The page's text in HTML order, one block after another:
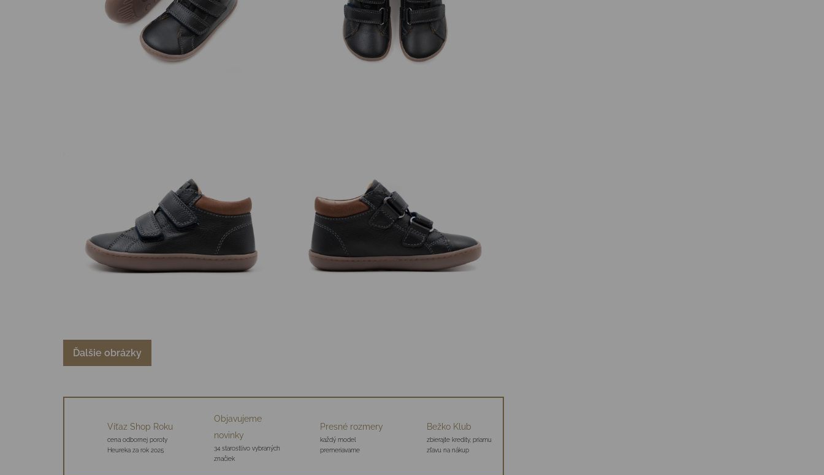
Ďalšie obrázky
Víťaz Shop Roku
cena odbornej poroty
Heureka za rok 2025
Objavujeme
novinky
34 starostlivo vybraných
značiek
Presné rozmery
každý model
premeriavame
Bežko Klub
zbierajte kredity, priamu
zľavu na nákup